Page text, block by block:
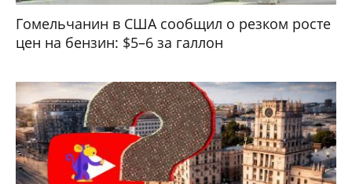
Гомельчанин в США сообщил о резком росте
цен на бензин: $5–6 за галлон